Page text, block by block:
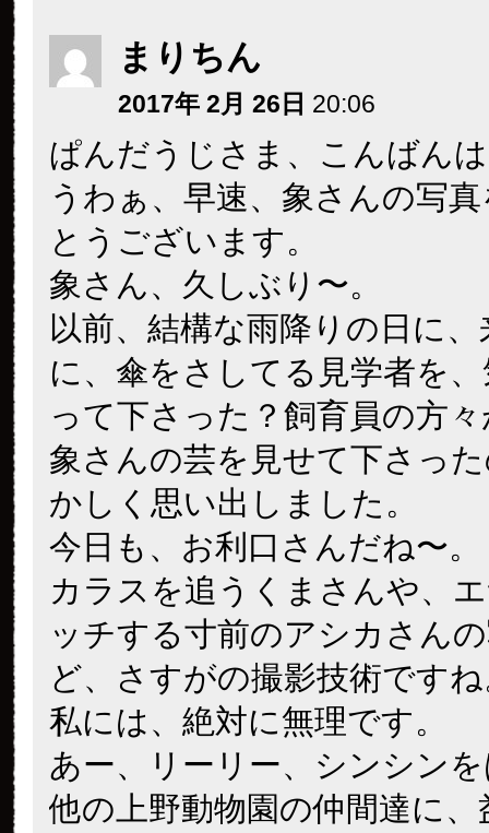
まりちん
2017年 2月 26日 20:06
ぱんだうじさま、こんばん
うわぁ、早速、象さんの写
とうございます。
象さん、久しぶり〜。
以前、結構な雨降りの日に
に、傘をさしてる見学者を
って下さった？飼育員の方
象さんの芸を見せて下さっ
かしく思い出しました。
今日も、お利口さんだね〜。
カラスを追うくまさんや、
ッチする寸前のアシカさん
ど、さすがの撮影技術です
私には、絶対に無理です。
あー、リーリー、シンシン
他の上野動物園の仲間達に、